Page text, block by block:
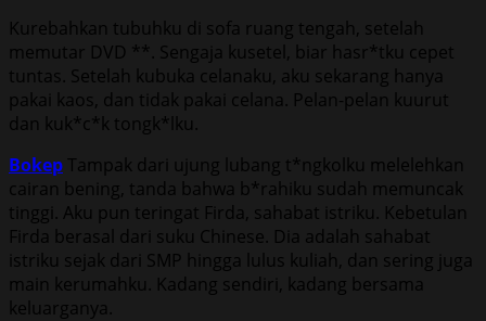
Kurebahkan tubuhku di sofa ruang tengah, setelah
memutar DVD **. Sengaja kusetel, biar hasr*tku cepet
tuntas. Setelah kubuka celanaku, aku sekarang hanya
pakai kaos, dan tidak pakai celana. Pelan-pelan kuurut
dan kuk*c*k tongk*lku.
Bokep Tampak dari ujung lubang t*ngkolku melelehkan
cairan bening, tanda bahwa b*rahiku sudah memuncak
tinggi. Aku pun teringat Firda, sahabat istriku. Kebetulan
Firda berasal dari suku Chinese. Dia adalah sahabat
istriku sejak dari SMP hingga lulus kuliah, dan sering juga
main kerumahku. Kadang sendiri, kadang bersama
keluarganya.